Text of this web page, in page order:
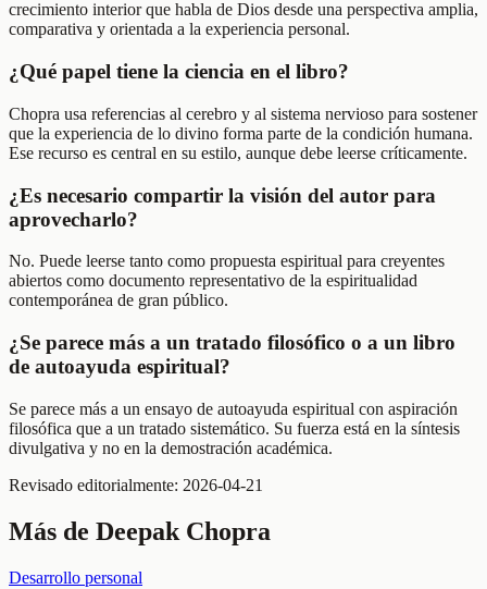
crecimiento interior que habla de Dios desde una perspectiva amplia,
comparativa y orientada a la experiencia personal.
¿Qué papel tiene la ciencia en el libro?
Chopra usa referencias al cerebro y al sistema nervioso para sostener
que la experiencia de lo divino forma parte de la condición humana.
Ese recurso es central en su estilo, aunque debe leerse críticamente.
¿Es necesario compartir la visión del autor para
aprovecharlo?
No. Puede leerse tanto como propuesta espiritual para creyentes
abiertos como documento representativo de la espiritualidad
contemporánea de gran público.
¿Se parece más a un tratado filosófico o a un libro
de autoayuda espiritual?
Se parece más a un ensayo de autoayuda espiritual con aspiración
filosófica que a un tratado sistemático. Su fuerza está en la síntesis
divulgativa y no en la demostración académica.
Revisado editorialmente: 2026-04-21
Más de Deepak Chopra
Desarrollo personal